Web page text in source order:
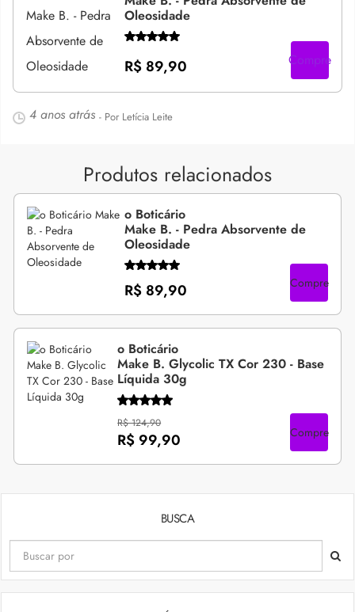
Oleosidade
R$ 89,90 Compre
4 anos atrás - Por Letícia Leite
Produtos relacionados
o Boticário
Make B. - Pedra Absorvente de
Oleosidade
R$ 89,90 Compre
o Boticário
Make B. Glycolic TX Cor 230 - Base
Líquida 30g
R$ 124,90
R$ 99,90 Compre
BUSCA